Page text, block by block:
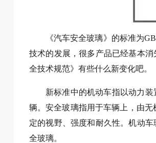
《汽车安全玻璃》的标准为
技术的发展，很多产品已经基本
全技术规范》有些什么新变化吧。
新标准中的机动车指以动力
辆。安全玻璃指用于车辆上，由
定的视野、强度和耐久性。机动
全玻璃。